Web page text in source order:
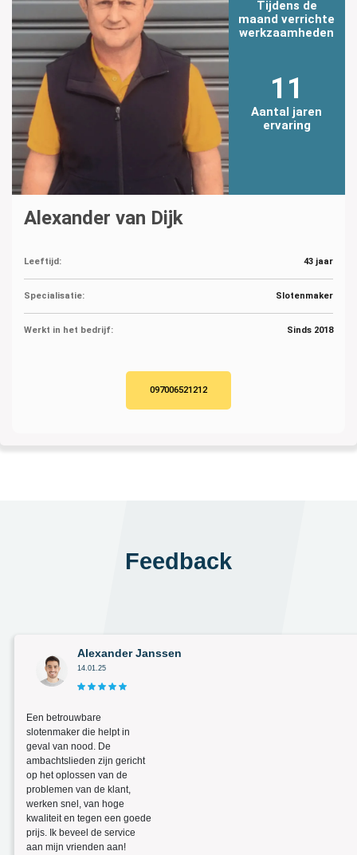
Tijdens de
maand verrichte
werkzaamheden
11
Aantal jaren
ervaring
Alexander van Dijk
Leeftijd: 43 jaar
Specialisatie: Slotenmaker
Werkt in het bedrijf: Sinds 2018
097006521212
Feedback
Alexander Janssen
14.01.25
Een betrouwbare
slotenmaker die helpt in
geval van nood. De
ambachtslieden zijn gericht
op het oplossen van de
problemen van de klant,
werken snel, van hoge
kwaliteit en tegen een goede
prijs. Ik beveel de service
aan mijn vrienden aan!